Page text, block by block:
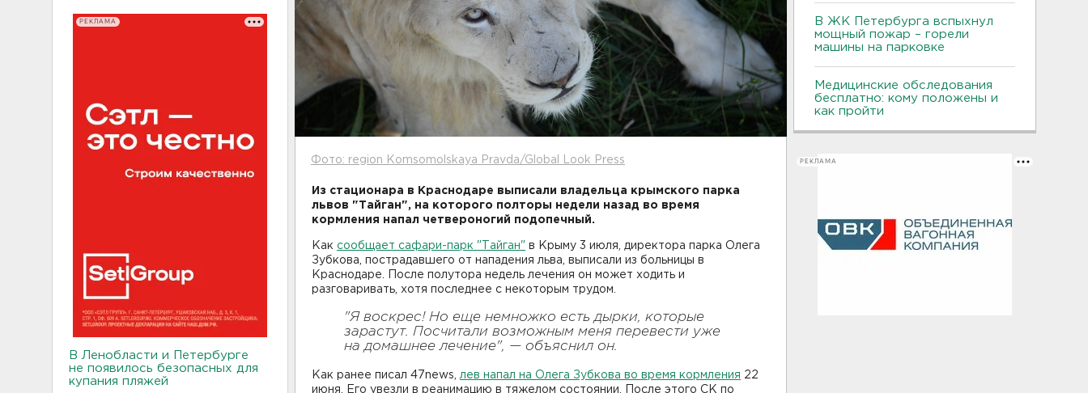
РЕКЛАМА
В Ленобласти и Петербурге
не появилось безопасных для
купания пляжей
Фото: region Komsomolskaya Pravda/Global Look Press
Из стационара в Краснодаре выписали владельца крымского парка
львов "Тайган", на которого полторы недели назад во время
кормления напал четвероногий подопечный.
Как сообщает сафари-парк "Тайган" в Крыму 3 июля, директора парка Олега
Зубкова, пострадавшего от нападения льва, выписали из больницы в
Краснодаре. После полутора недель лечения он может ходить и
разговаривать, хотя последнее с некоторым трудом.
"Я воскрес! Но еще немножко есть дырки, которые
зарастут. Посчитали возможным меня перевести уже
на домашнее лечение", — объяснил он.
Как ранее писал 47news, лев напал на Олега Зубкова во время кормления 22
июня. Его увезли в реанимацию в тяжелом состоянии. После этого СК по
В ЖК Петербурга вспыхнул
мощный пожар – горели
машины на парковке
Медицинские обследования
бесплатно: кому положены и
как пройти
РЕКЛАМА